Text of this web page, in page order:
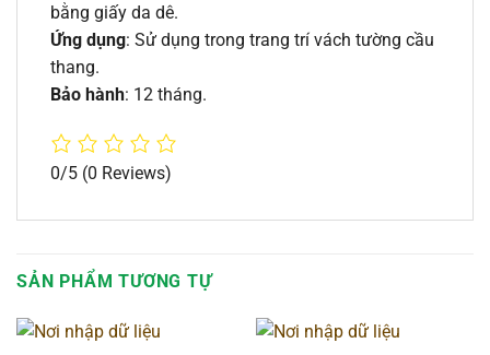
bằng giấy da dê.
Ứng dụng: Sử dụng trong trang trí vách tường cầu
thang.
Bảo hành: 12 tháng.
0/5 (0 Reviews)
SẢN PHẨM TƯƠNG TỰ